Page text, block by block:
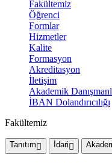
Fakültemiz
Öğrenci
Formlar
Hizmetler
Kalite
Formasyon
Akreditasyon
İletişim
Akademik
İBAN Dolandırıcılığı
Fakültemiz
Tanıtım İdari